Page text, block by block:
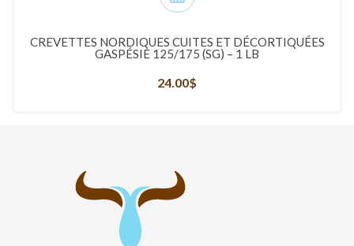
CREVETTES NORDIQUES CUITES ET DÉCORTIQUÉES
GASPÉSIE 125/175 (SG) – 1 LB
24.00$